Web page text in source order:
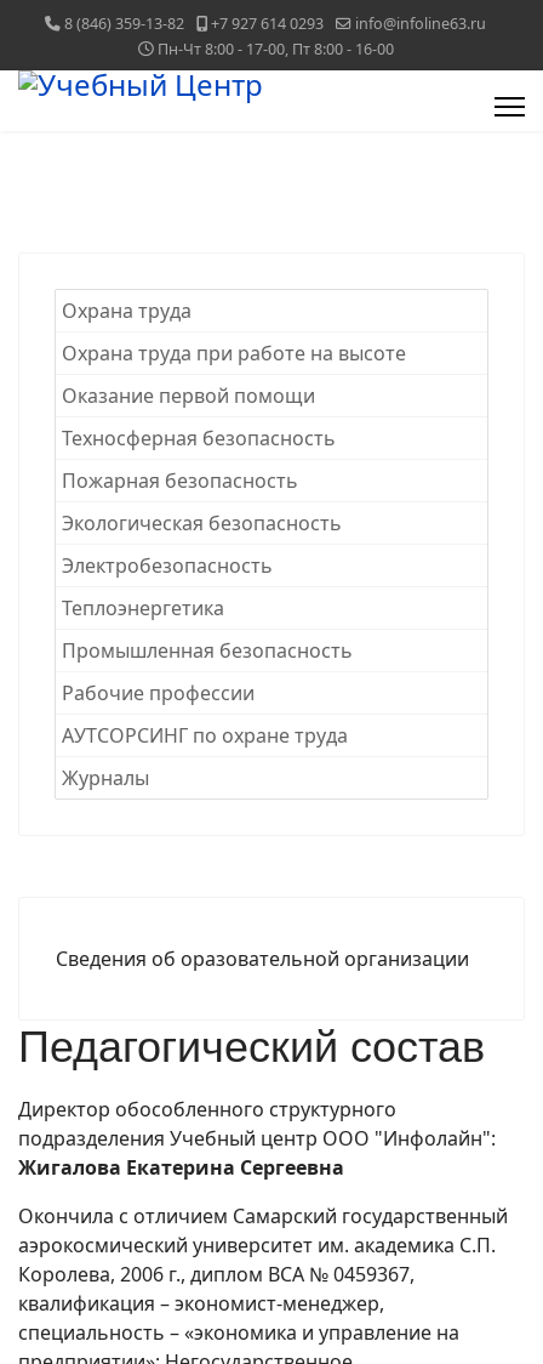
8 (846) 359-13-82 +7 927 614 0293
info@infoline63.ru
Пн-Чт 8:00 - 17-00, Пт 8:00 - 16-00
Охрана труда
Охрана труда при работе на высоте
Оказание первой помощи
Техносферная безопасность
Пожарная безопасность
Экологическая безопасность
Электробезопасность
Теплоэнергетика
Промышленная безопасность
Рабочие професcии
АУТСОРСИНГ по охране труда
Журналы
Сведения об оразовательной организации
Педагогический состав
Директор обособленного структурного
подразделения Учебный центр ООО "Инфолайн":
Жигалова Екатерина Сергеевна
Окончила с отличием Самарский государственный
аэрокосмический университет им. академика С.П.
Королева, 2006 г., диплом ВСА № 0459367,
квалификация – экономист-менеджер,
специальность – «экономика и управление на